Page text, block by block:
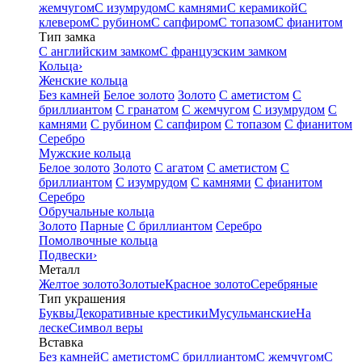
жемчугомС изумрудомС камнямиС керамикойС
клеверомС рубиномС сапфиромС топазомС фианитом
Тип замка
С английским замкомС французским замком
Кольца›
Женские кольца
Без камней Белое золото Золото С аметистом С
бриллиантом С гранатом С жемчугом С изумрудом С
камнями С рубином С сапфиром С топазом С фианитом
Серебро
Мужские кольца
Белое золото Золото С агатом С аметистом С
бриллиантом С изумрудом С камнями С фианитом
Серебро
Обручальные кольца
Золото Парные С бриллиантом Серебро
Помолвочные кольца
Подвески›
Металл
Желтое золотоЗолотыеКрасное золотоСеребряные
Тип украшения
БуквыДекоративные крестикиМусульманскиеНа
лескеСимвол веры
Вставка
Без камнейС аметистомС бриллиантомС жемчугомС